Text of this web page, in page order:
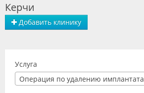
Обучение
Вакансии
Объявления
Добавить клинику
Керчи
Услуга
Операция по удалению имплантата